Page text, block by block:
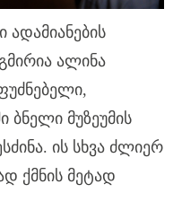
ალინა
ბნელი მუზეუმის
. ის სხვა ძლიერ
ქმნის მეტად